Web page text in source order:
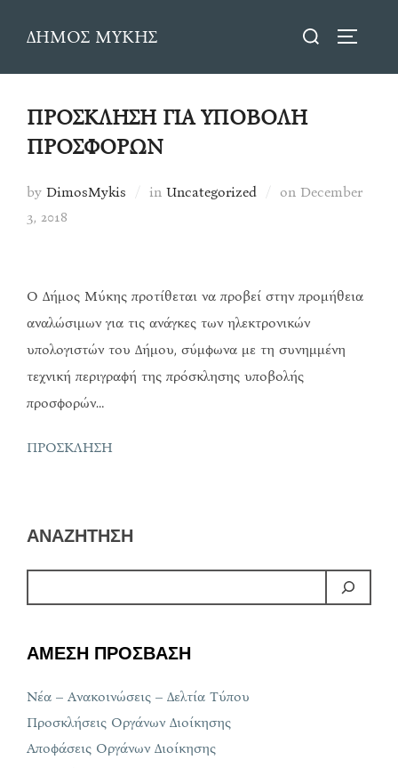
ΔΗΜΟΣ ΜΥΚΗΣ
Search
ΠΡΟΣΚΛΗΣΗ ΓΙΑ ΥΠΟΒΟΛΗ
ΠΡΟΣΦΟΡΩΝ
by DimosMykis in Uncategorized on Posted
December
3, 2018
Ο Δήμος Μύκης προτίθεται να προβεί στην προμήθεια
αναλώσιμων για τις ανάγκες των ηλεκτρονικών
υπολογιστών του Δήμου, σύμφωνα με τη συνημμένη
τεχνική περιγραφή της πρόσκλησης υποβολής
προσφορών…
ΠΡΟΣΚΛΗΣΗ
ΑΝΑΖΗΤΗΣΗ
ΑΜΕΣΗ ΠΡΟΣΒΑΣΗ
Νέα – Ανακοινώσεις – Δελτία Τύπου
Προσκλήσεις Οργάνων Διοίκησης
Αποφάσεις Οργάνων Διοίκησης